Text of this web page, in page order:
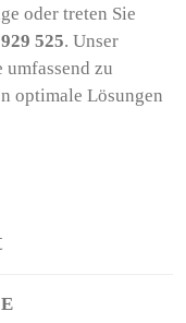
oder treten Sie
525. Unser
umfassend zu
optimale Lösungen